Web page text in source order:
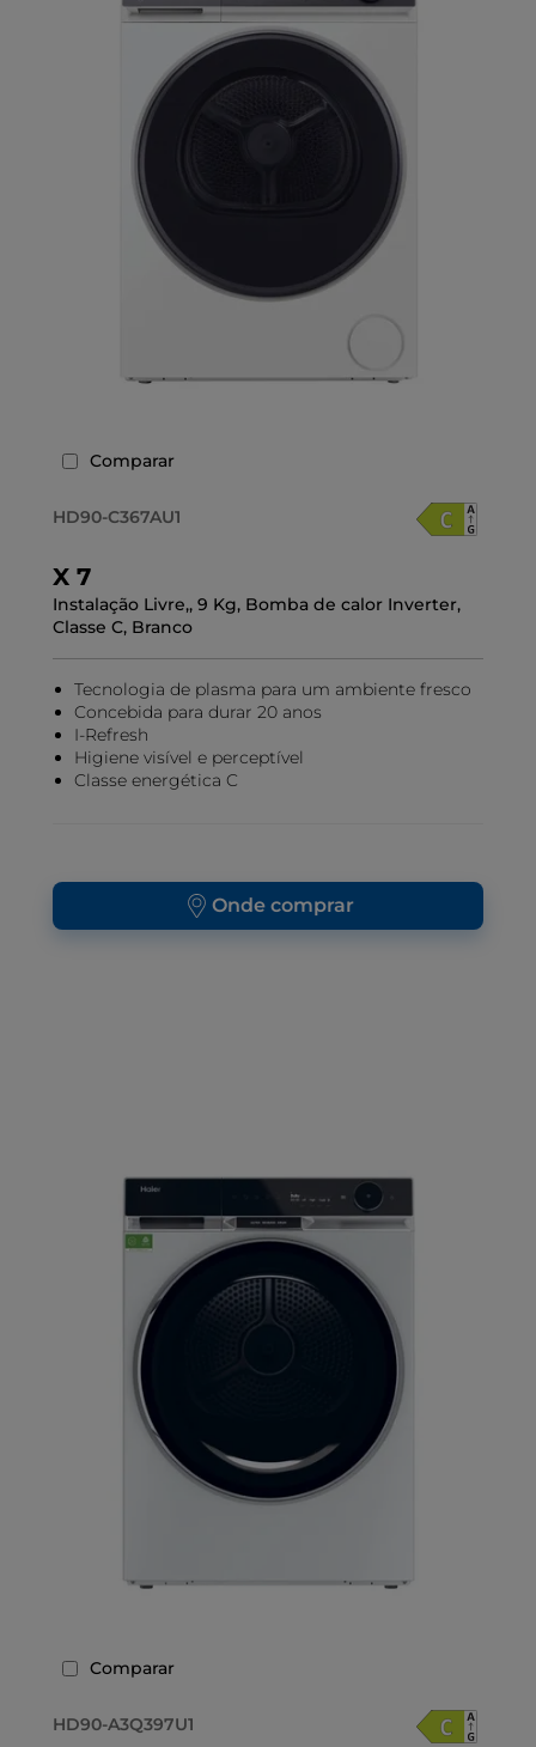
Comparar
HD90-C367AU1
X 7
Instalação Livre,, 9 Kg, Bomba de calor Inverter,
Classe C, Branco
Tecnologia de plasma para um ambiente fresco
Concebida para durar 20 anos
I-Refresh
Higiene visível e perceptível
Classe energética C
Onde comprar
Comparar
HD90-A3Q397U1